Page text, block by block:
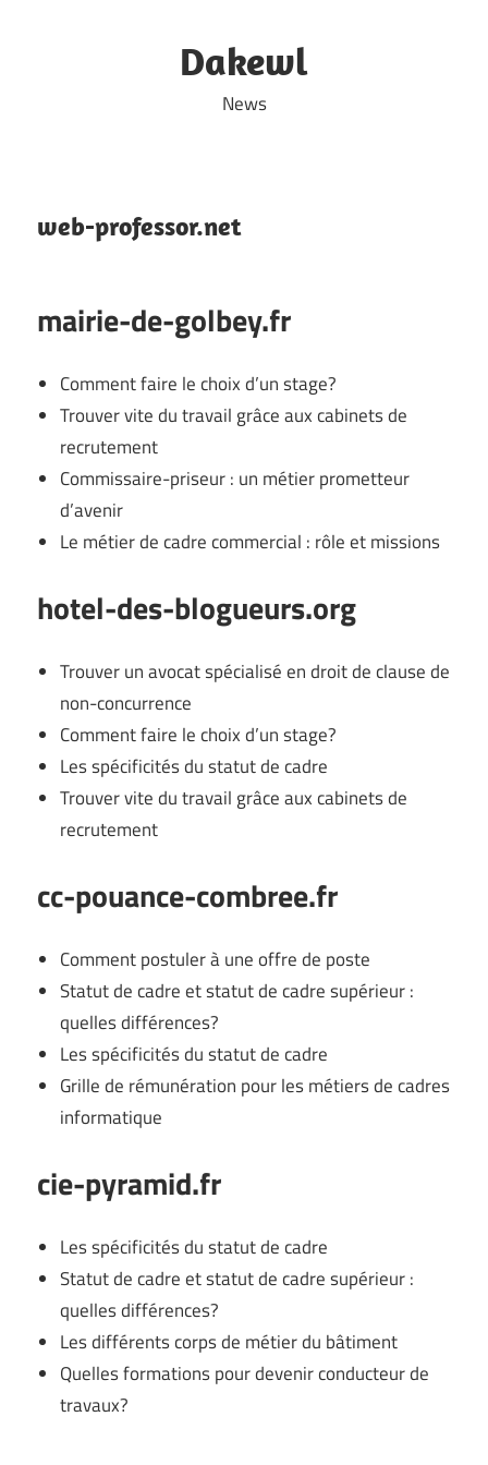
Dakewl
News
web-professor.net
mairie-de-golbey.fr
Comment faire le choix d’un stage?
Trouver vite du travail grâce aux cabinets de
recrutement
Commissaire-priseur : un métier prometteur
d’avenir
Le métier de cadre commercial : rôle et missions
hotel-des-blogueurs.org
Trouver un avocat spécialisé en droit de clause de
non-concurrence
Comment faire le choix d’un stage?
Les spécificités du statut de cadre
Trouver vite du travail grâce aux cabinets de
recrutement
cc-pouance-combree.fr
Comment postuler à une offre de poste
Statut de cadre et statut de cadre supérieur :
quelles différences?
Les spécificités du statut de cadre
Grille de rémunération pour les métiers de cadres
informatique
cie-pyramid.fr
Les spécificités du statut de cadre
Statut de cadre et statut de cadre supérieur :
quelles différences?
Les différents corps de métier du bâtiment
Quelles formations pour devenir conducteur de
travaux?